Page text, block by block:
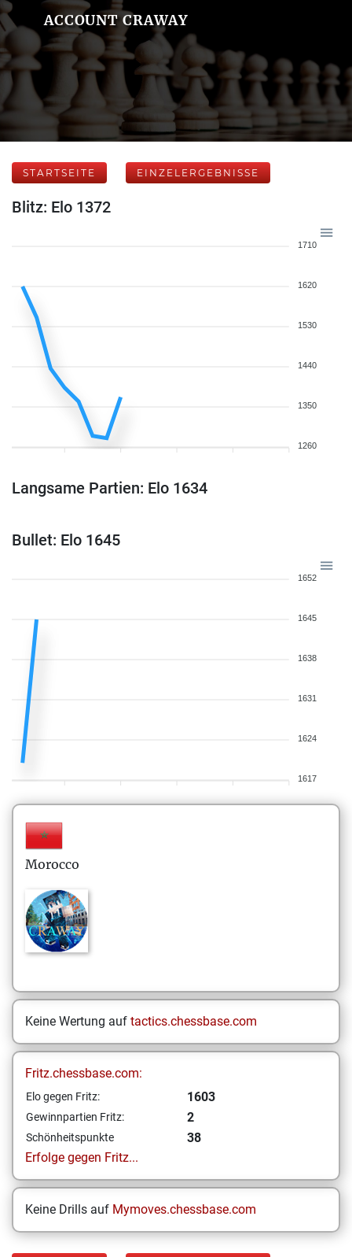
ACCOUNT CRAWAY
STARTSEITE EINZELERGEBNISSE
Blitz: Elo 1372
1710
1620
1530
1440
1350
1260
Langsame Partien: Elo 1634
Bullet: Elo 1645
1652
1645
1638
1631
1624
1617
Morocco
Keine Wertung auf tactics.chessbase.com
Fritz.chessbase.com:
Elo gegen Fritz: 1603
Gewinnpartien Fritz: 2
Schönheitspunkte
38
Erfolge gegen Fritz...
Keine Drills auf Mymoves.chessbase.com